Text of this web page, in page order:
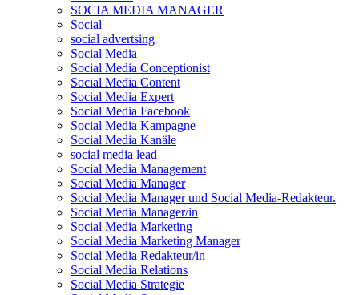
SOCIA MEDIA MANAGER
Social
social advertsing
Social Media
Social Media Conceptionist
Social Media Content
Social Media Expert
Social Media Facebook
Social Media Kampagne
Social Media Kanäle
social media lead
Social Media Management
Social Media Manager
Social Media Manager und Social Media-Redakteur.
Social Media Manager/in
Social Media Marketing
Social Media Marketing Manager
Social Media Redakteur/in
Social Media Relations
Social Media Strategie